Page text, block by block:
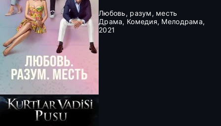
Любовь, разум, месть
Драма, Комедия, Мелодрама,
2021